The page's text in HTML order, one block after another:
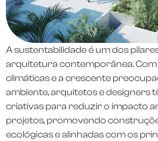
A sustentabilidade é um dos
arquitetura contemporânea. Com
climáticas e a crescente
ambiente, arquitetos e designers
criativas para reduzir o impacto
projetos, promovendo
ecológicas e alinhadas com os